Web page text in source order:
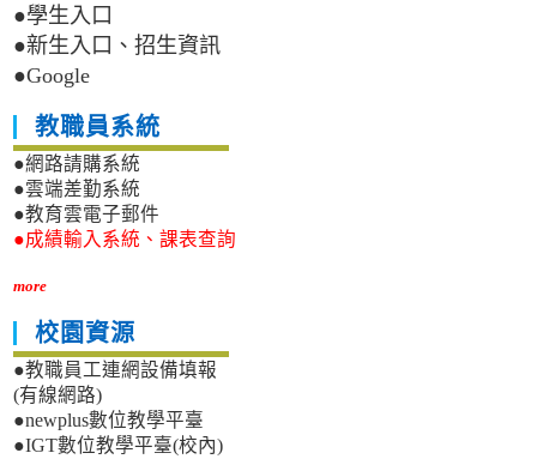
●學生入口
●新生入口、招生資訊
●Google
教職員系統
●網路請購系統
●雲端差勤系統
●教育雲電子郵件
●成績輸入系統、課表查詢
more
校園資源
●教職員工連網設備填報
(有線網路)
●newplus數位教學平臺
●IGT數位教學平臺(校內)